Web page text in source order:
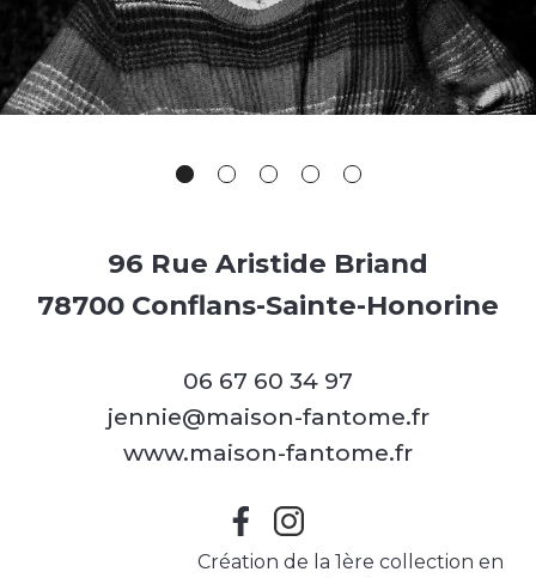
96 Rue Aristide Briand
78700 Conflans-Sainte-Honorine
06 67 60 34 97
jennie@maison-fantome.fr
www.maison-fantome.fr
Création de la 1ère collection en